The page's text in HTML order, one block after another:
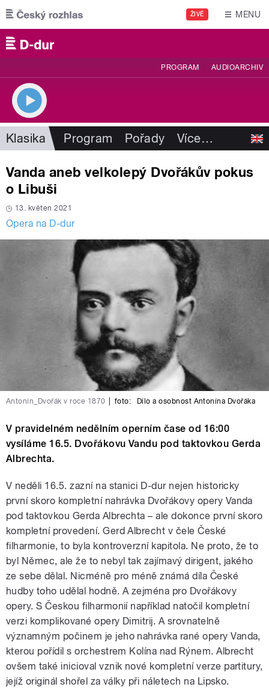
Přejít k hlavnímu obsahu
ŽIVĚ MENU
PROGRAM AUDIOARCHIV
Klasika Program Pořady Více…
Vanda aneb velkolepý Dvořákův pokus
o Libuši
13. květen 2021
Opera na D-dur
Antonín_Dvořák v roce 1870 foto: Dílo a osobnost Antonína Dvořáka
V pravidelném nedělním operním čase od 16:00
vysíláme 16.5. Dvořákovu Vandu pod taktovkou Gerda
Albrechta.
V neděli 16.5. zazní na stanici D-dur nejen historicky
první skoro kompletní nahrávka Dvořákovy opery Vanda
pod taktovkou Gerda Albrechta – ale dokonce první skoro
kompletní provedení. Gerd Albrecht v čele České
filharmonie, to byla kontroverzní kapitola. Ne proto, že to
byl Němec, ale že to nebyl tak zajímavý dirigent, jakého
ze sebe dělal. Nicméně pro méně známá díla České
hudby toho udělal hodně. A zejména pro Dvořákovy
opery. S Českou filharmonií například natočil kompletní
verzi komplikované opery Dimitrij. A srovnatelně
významným počinem je jeho nahrávka rané opery Vanda,
kterou pořídil s orchestrem Kolína nad Rýnem. Albrecht
ovšem také inicioval vznik nové kompletní verze partitury,
jejíž originál shořel za války při náletech na Lipsko.